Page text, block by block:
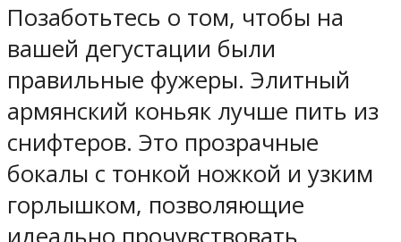
Позаботьтесь о том, чтобы на
вашей дегустации были
правильные фужеры. Элитный
армянский коньяк лучше пить из
снифтеров. Это прозрачные
бокалы с тонкой ножкой и узким
горлышком, позволяющие